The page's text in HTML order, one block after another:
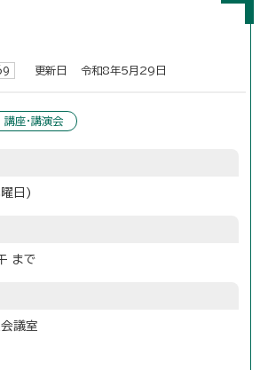
更新日 令和8年5月29日
講座・講演会
日)
まで
議室